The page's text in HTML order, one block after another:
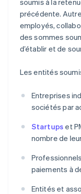
précédente.
employés,
des sommes
d’établir et de
Les entités
Entreprises
sociétés par
Startups et
nombre de
paiements à
Entités et